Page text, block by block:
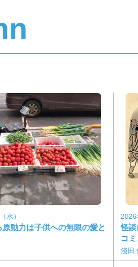
水）
動力は子供への無限の愛と
2026
怪
コ
淺田